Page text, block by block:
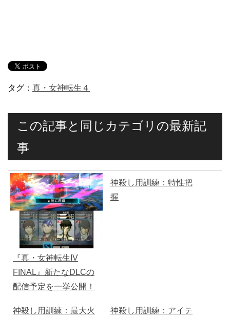
タグ： 真・女神転生４
この記事と同じカテゴリの最新記
事
『真・女神転生IV
FINAL』新たなDLCの
配信予定を一挙公開！
神殺し用訓練：特性把
握
神殺し用訓練：最大火
神殺し用訓練：アイテ